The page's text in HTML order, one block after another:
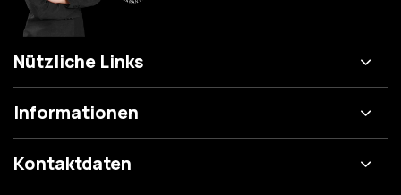
Nützliche Links
Informationen
Kontaktdaten